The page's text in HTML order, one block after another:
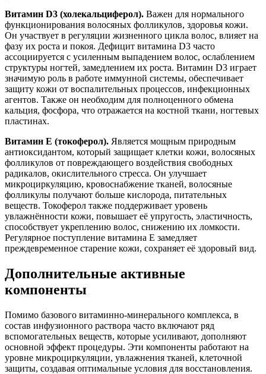
Витамин D3 (холекальциферол). Важен для нормального
функционирования волосяных фолликулов, здоровья кожи.
Он участвует в регуляции жизненного цикла волос, влияет на
фазу их роста и покоя. Дефицит витамина D3 часто
ассоциируется с усиленным выпадением волос, ослаблением
структуры ногтей, замедлением их роста. Витамин D3 играет
значимую роль в работе иммунной системы, обеспечивает
защиту кожи от воспалительных процессов, инфекционных
агентов. Также он необходим для полноценного обмена
кальция, фосфора, что отражается на костной ткани, ногтевых
пластинах.
Витамин E (токоферол). Является мощным природным
антиоксидантом, который защищает клетки кожи, волосяных
фолликулов от повреждающего воздействия свободных
радикалов, окислительного стресса. Он улучшает
микроциркуляцию, кровоснабжение тканей, волосяные
фолликулы получают больше кислорода, питательных
веществ. Токоферол также поддерживает уровень
увлажнённости кожи, повышает её упругость, эластичность,
способствует укреплению волос, снижению их ломкости.
Регулярное поступление витамина E замедляет
преждевременное старение кожи, сохраняет её здоровый вид.
Дополнительные активные
компоненты
Помимо базового витаминно-минерального комплекса, в
состав инфузионного раствора часто включают ряд
вспомогательных веществ, которые усиливают, дополняют
основной эффект процедуры. Эти компоненты работают на
уровне микроциркуляции, увлажнения тканей, клеточной
защиты, создавая оптимальные условия для восстановления.